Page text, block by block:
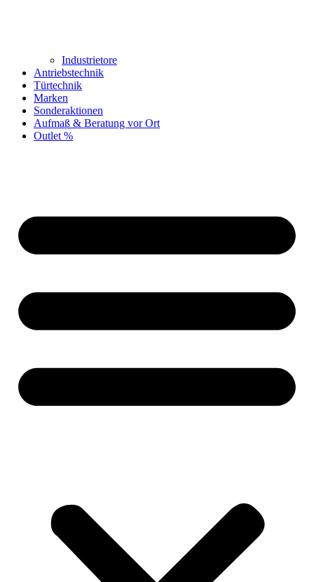
Industrietore
Antriebstechnik
Türtechnik
Marken
Sonderaktionen
Aufmaß & Beratung vor Ort
Outlet %